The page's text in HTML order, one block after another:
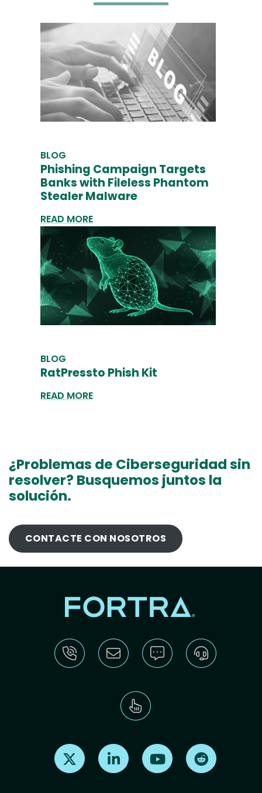
BLOG
Phishing Campaign Targets
Banks with Fileless Phantom
Stealer Malware
READ MORE
BLOG
RatPressto Phish Kit
READ MORE
¿Problemas de Ciberseguridad sin
resolver? Busquemos juntos la
solución.
CONTACTE CON NOSOTROS
Find us on X Find us on LinkedInFind us on Youtube